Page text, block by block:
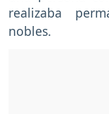
realizaba
nobles.